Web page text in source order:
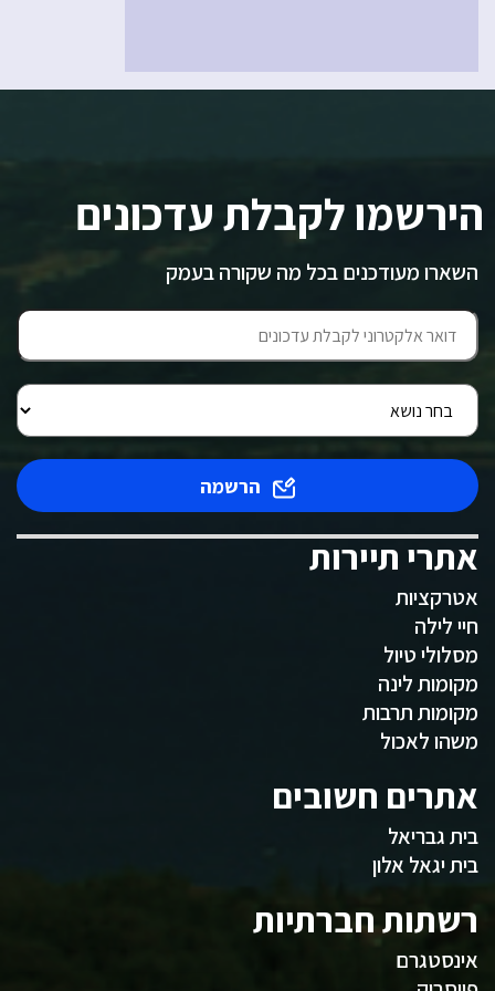
הירשמו לקבלת עדכונים
השארו מעודכנים בכל מה שקורה בעמק
הרשמה
אתרי תיירות
אטרקציות
חיי לילה
מסלולי טיול
מקומות לינה
מקומות תרבות
משהו לאכול
אתרים חשובים
בית גבריאל
בית יגאל אלון
רשתות חברתיות
אינסטגרם